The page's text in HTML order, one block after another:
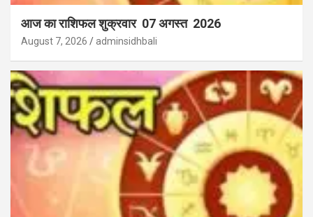
आज का राशिफल शुक्रवार 07 अगस्त 2026
August 7, 2026 adminsidhbali